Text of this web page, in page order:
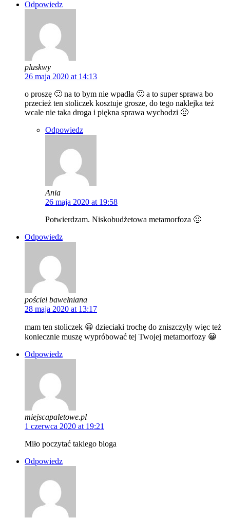
Odpowiedz
pluskwy
26 maja 2020 at 14:13
o proszę 🙂 na to bym nie wpadła 🙂 a to super sprawa bo
przecież ten stoliczek kosztuje grosze, do tego naklejka też
wcale nie taka droga i piękna sprawa wychodzi 🙂
Odpowiedz
Ania
26 maja 2020 at 19:58
Potwierdzam. Niskobudżetowa metamorfoza 🙂
Odpowiedz
pościel bawełniana
28 maja 2020 at 13:17
mam ten stoliczek 😀 dzieciaki trochę do zniszczyły więc też
koniecznie muszę wypróbować tej Twojej metamorfozy 😀
Odpowiedz
miejscapaletowe.pl
1 czerwca 2020 at 19:21
Miło poczytać takiego bloga
Odpowiedz